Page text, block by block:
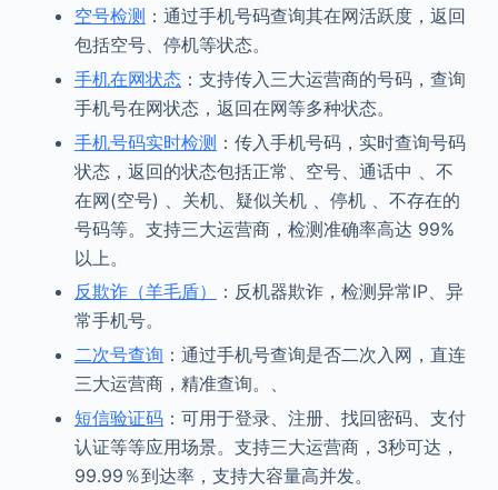
空号检测 ：通过手机号码查询其在网活跃度，返回
包括空号、停机等状态。
手机在网状态：支持传入三大运营商的号码，查询
手机号在网状态，返回在网等多种状态。
手机号码实时检测 ：传入手机号码，实时查询号码
状态，返回的状态包括正常、空号、通话中 、不
在网(空号) 、关机、疑似关机 、停机 、不存在的
号码等。支持三大运营商，检测准确率高达 99%
以上。
反欺诈（羊毛盾）
：反机器欺诈，检测异常IP、异
常手机号。
二次号查询 ：通过手机号查询是否二次入网，直连
三大运营商，精准查询。、
短信验证码：可用于登录、注册、找回密码、支付
认证等等应用场景。支持三大运营商，3秒可达，
99.99％到达率，支持大容量高并发。